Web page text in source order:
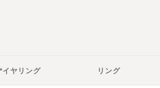
イヤリング リング